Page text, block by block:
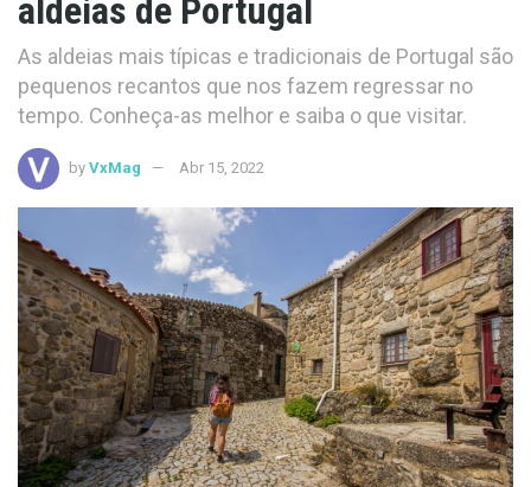
aldeias de Portugal
As aldeias mais típicas e tradicionais de Portugal são
pequenos recantos que nos fazem regressar no
tempo. Conheça-as melhor e saiba o que visitar.
by VxMag Abr 15, 2022